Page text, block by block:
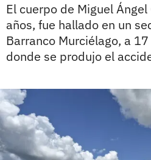
El cuerpo de Miguel
años, fue hallado en un
Barranco Murciélago, a
donde se produjo el